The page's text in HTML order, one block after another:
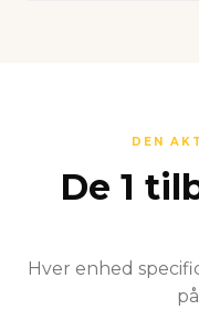
DEN
De 1
Hver enhed